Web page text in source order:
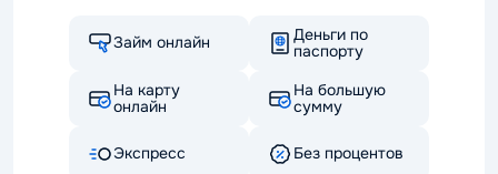
Займ онлайн
Деньги по
паспорту
На карту
онлайн
На большую
сумму
Экспресс Без процентов